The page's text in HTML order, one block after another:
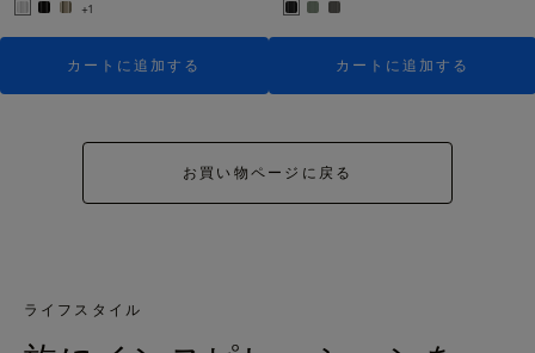
+1
カートに追加する カートに追加する
お買い物ページに戻る
ライフスタイル